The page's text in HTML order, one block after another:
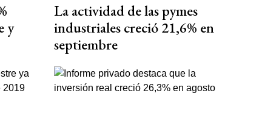
y
La actividad de las pymes
industriales creció 21,6% en
septiembre